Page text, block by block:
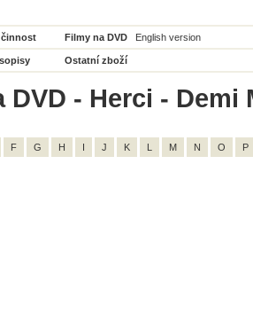
činnost Filmy na DVD English version
Ostatní zboží
DVD - Herci - Demi
F G H I J K L M N O P